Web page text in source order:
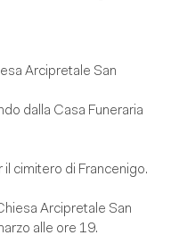
Arcipretale San
dalla Casa Funeraria
cimitero di Francenigo.
Arcipretale San
alle ore 19.